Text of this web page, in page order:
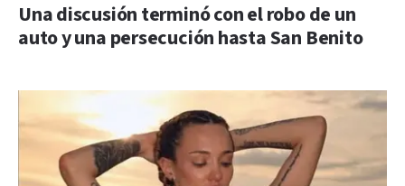
Una discusión terminó con el robo de un
auto y una persecución hasta San Benito